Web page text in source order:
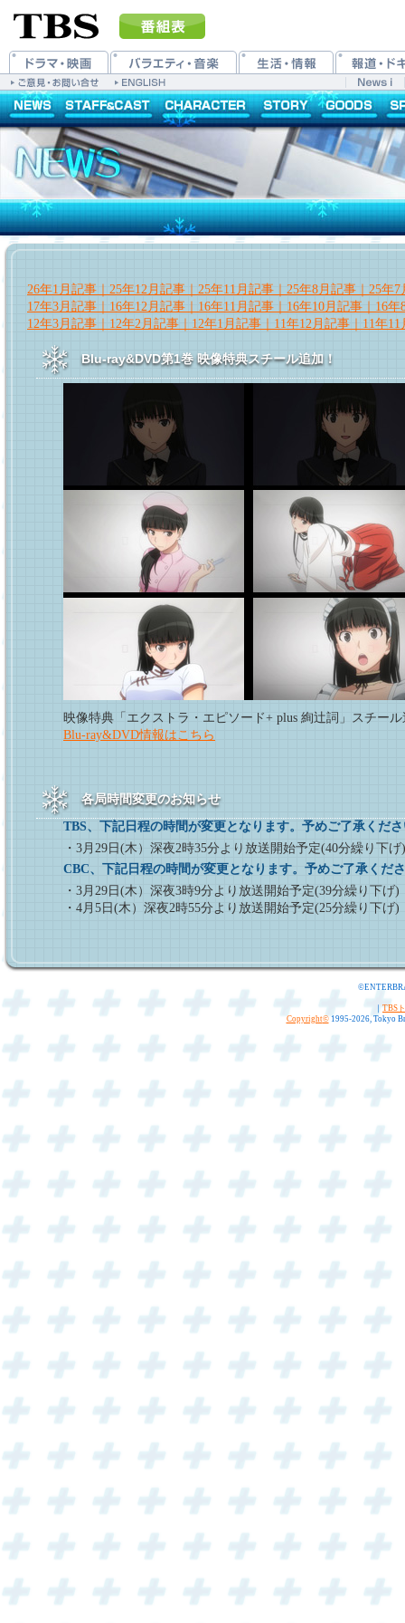
26年1月記事｜ 25年12月記事｜ 25年11月記事｜ 25年8月記事｜ 25年
17年3月記事｜ 16年12月記事｜ 16年11月記事｜ 16年10月記事｜ 16年
12年3月記事｜ 12年2月記事｜ 12年1月記事｜ 11年12月記事｜ 11年
Blu-ray&DVD第1巻 映像特典スチール追加！
映像特典「エクストラ・エピソード+ plus 絢辻詞」スチー
Blu-ray&DVD情報はこちら
各局時間変更のお知らせ
TBS、下記日程の時間が変更となります。予めご了承くだ
・3月29日(木）深夜2時35分より放送開始予定(40分繰り下げ)
CBC、下記日程の時間が変更となります。予めご了承くだ
・3月29日(木）深夜3時9分より放送開始予定(39分繰り下げ)
・4月5日(木）深夜2時55分より放送開始予定(25分繰り下げ)
｜TBS
Copyright© 1995-2026, Tokyo